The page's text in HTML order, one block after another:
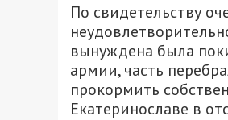
По свидетельству
вынуждена была
армии, часть
прокормить
Екатеринославе в